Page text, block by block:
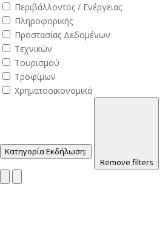
Περιβάλλοντος / Ενέργειας
Πληροφορικής
Προστασίας Δεδομένων
Τεχνικών
Τουρισμού
Τροφίμων
Χρηματοοικονομικά
Κατηγορία Εκδήλωση:
Remove filters